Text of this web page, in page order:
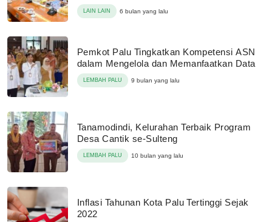
LAIN LAIN 6 bulan yang lalu
Pemkot Palu Tingkatkan Kompetensi ASN
dalam Mengelola dan Memanfaatkan Data
LEMBAH PALU 9 bulan yang lalu
Tanamodindi, Kelurahan Terbaik Program
Desa Cantik se-Sulteng
LEMBAH PALU 10 bulan yang lalu
Inflasi Tahunan Kota Palu Tertinggi Sejak
2022